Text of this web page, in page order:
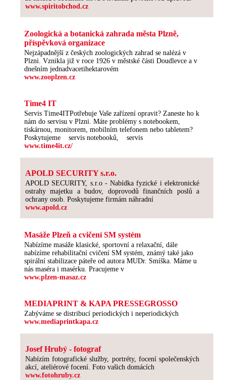
www.spiritobchod.cz
Zoologická a botanická zahrada města Plzně,
příspěvková organizace
Nejzápadnější z českých zoologických zahrad se nalézá v
Plzni. Vznikla již v roce 1926 v městské části Doudlevce a v
dnešním jednadvacetihektarovém
www.zooplzen.cz
Time4 IT
Servis Time4ITPotřebuje Vaše zařízení opravit? Zaneste ho k
nám do servisu v Plzni. Máte problémy s notebookem,
tiskárnou, monitorem, mobilním telefonem nebo tabletem?
Poskytujeme servis notebooků, servis
www.time4it.cz/
APOLD SECURITY s.r.o.
APOLD SECURITY, s.r.o - Nabídka fyzické i elektronické
ostrahy majetku a budov, doprovodů finančních poslů a
ochrany osob. Poskytujeme firmám náhradní
www.apold.cz
Masáže Plzeň a cvičení SM systém
Nabízíme masáže klasické, sportovní a relaxační, dále
nabízíme rehabilitační cvičení SM systém, známý také jako
spirální stabilizace páteře od autora MUDr. Smíška. Máme u
nás maséra i masérku. Pracujeme v
www.plzen-masaz.cz
MEDIAPRINT & KAPA PRESSEGROSSO
Zabýváme se distribucí periodických i neperiodických
www.mediaprintkapa.cz
Josef Hrubý - fotograf
Nabízím fotografické služby, portréty, focení společenských
akcí, ateliérové focení. Foto vašich domácích
www.fotohruby.cz